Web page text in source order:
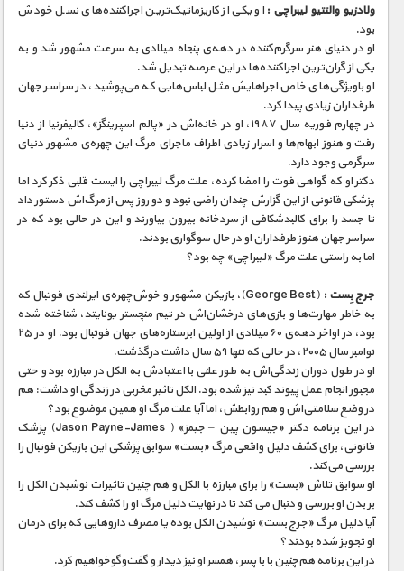
ولادزیو والنتیو لیبراچی : او یکی از کاریزماتیک‌ترین اجراکننده‌های نسل خودش
بود.
او در دنیای هنر سرگرم‌کننده در دهه‌ی پنجاه میلادی به سرعت مشهور شد و به
یکی از گران‌ترین اجراکننده‌ها در این عرصه تبدیل شد.
او باویژگی‌های خاص اجراهایش مثل لباس‌هایی که می‌پوشید، در سراسر جهان
طرفداران زیادی پیدا کرد.
در چهارم فوریه سال ۱۹۸۷، او در خانه‌اش در «پالم اسپرینگز»، کالیفرنیا از دنیا
رفت و هنوز ابهام‌ها و اسرار زیادی اطراف ماجرای مرگ این چهره‌ی مشهور دنیای
سرگرمی وجود دارد.
دکتر او که گواهی فوت را امضا کرده، علت مرگ لیبراچی را ایست قلبی ذکر کرد اما
پزشکی قانونی از این گزارش چندان راضی نبود و دو روز پس از مرگ‌اش دستور داد
تا جسد را برای کالبدشکافی از سردخانه بیرون بیاورند و این در حالی بود که در
سراسر جهان هنوز طرفداران او در حال سوگواری بودند.
اما به راستی علت مرگ «لیبراچی» چه بود؟
جرج بِست :
(George Best)، بازیکن مشهور و خوش‌چهره‌ی ایرلندی فوتبال که
به خاطر مهارت‌ها و بازی‌های درخشان‌اش در تیم منچستر یونایتد، شناخته شده
بود، در اواخر دهه‌ی ۶۰ میلادی از اولین ابرستاره‌های جهان فوتبال بود. او در ۲۵
نوامبر سال ۲۰۰۵، در حالی که تنها ۵۹ سال داشت درگذشت.
او در طول دوران زندگی‌اش به طور علنی با اعتیادش به الکل در مبارزه بود و حتی
مجبور انجام عمل پیوند کبد نیز شده بود. الکل تاثیر مخربی در زندگی او داشت: هم
در وضع سلامتی‌اش و هم روابطش، اما آیا علت مرگ او همین موضوع بود؟
در این برنامه دکتر «جیسون پین – جیمز» ( Jason Payne-James) پزشک
قانونی، برای کشف دلیل واقعی مرگ «بست» سوابق پزشکی این بازیکن فوتبال را
بررسی می‌کند.
او سوابق تلاش «بست» را برای مبارزه با الکل و هم چنین تاثیرات نوشیدن الکل را
بر بدن او بررسی و دنبال می کند تا در نهایت دلیل مرگ او را کشف کند.
آیا دلیل مرگ «جرج بست» نوشیدن الکل بوده یا مصرف داروهایی که برای درمان
او تجویز شده بودند؟
در این برنامه هم‌چنین با با پسر، همسر او نیز دیدار و گفت‌و‌گوخواهیم کرد.